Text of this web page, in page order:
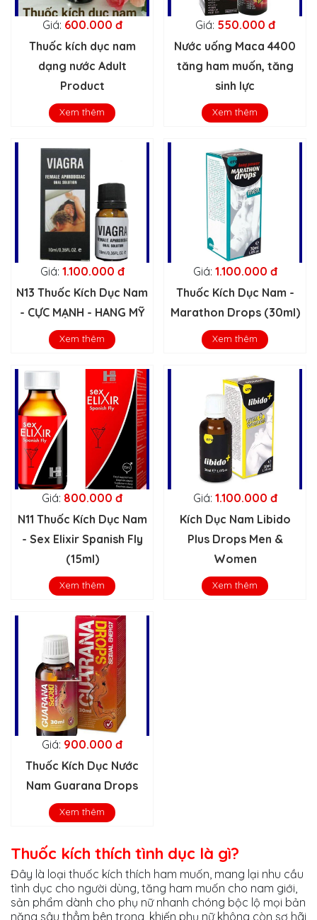
Giá: 600.000 đ
Thuốc kích dục nam
dạng nước Adult
Product
Xem thêm
Giá: 550.000 đ
Nước uống Maca 4400
tăng ham muốn, tăng
sinh lực
Xem thêm
Giá: 1.100.000 đ
N13 Thuốc Kích Dục Nam
- CỰC MẠNH - HANG MỸ
Xem thêm
Giá: 1.100.000 đ
Thuốc Kích Dục Nam -
Marathon Drops (30ml)
Xem thêm
Giá: 800.000 đ
N11 Thuốc Kích Dục Nam
- Sex Elixir Spanish Fly
(15ml)
Xem thêm
Giá: 1.100.000 đ
Kích Dục Nam Libido
Plus Drops Men &
Women
Xem thêm
Giá: 900.000 đ
Thuốc Kích Dục Nước
Nam Guarana Drops
Xem thêm
Thuốc kích thích tình dục là gì?
Đây là loại thuốc kích thích ham muốn, mang lại nhu cầu
tình dục cho người dùng, tăng ham muốn cho nam giới,
sản phẩm dành cho phụ nữ nhanh chóng bộc lộ mọi bản
năng sâu thẳm bên trong, khiến phụ nữ không còn sợ hãi